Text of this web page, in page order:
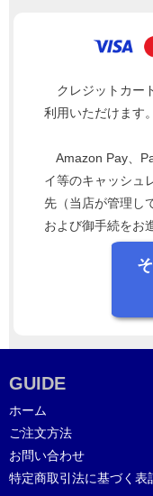
クレジットカー
利用いただけます。
Amazon Pay、
イ等のキャッシュ
先（当店が管理し
および御手続をお
GUIDE
ホーム
ご注文方法
お問い合わせ
特定商取引法に基づく表